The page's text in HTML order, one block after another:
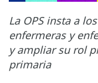
La OPS insta a
enfermeras y
y ampliar su rol
primaria